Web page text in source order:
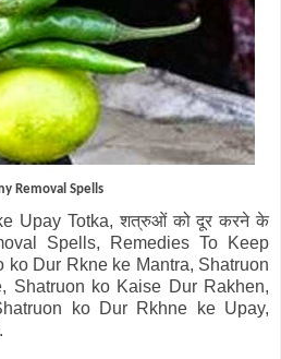
Removal Spells
Upay Totka, शत्रुओं को दूर करने के
Spells, Remedies To Keep
ko Dur Rkne ke Mantra, Shatruon
Shatruon ko Kaise Dur Rakhen,
ko Dur Rkhne ke Upay,